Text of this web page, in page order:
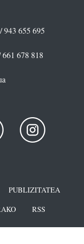
/ 943 655 695
678 818
PUBLIZITATEA
RSS